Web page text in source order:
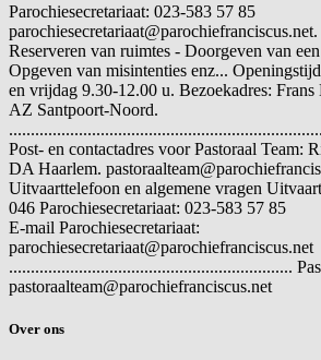
Parochiesecretariaat: 023-583 57 85
Reserveren van ruimtes - Doorgeven van
Opgeven van misintenties enz...
en vrijdag 9.30-12.00 u. Bezoekadres: Frans
AZ Santpoort-Noord.
Post- en contactadres voor Pastoraal Team:
DA Haarlem.
Uitvaarttelefoon en algemene vragen
046 Parochiesecretariaat: 023-583 57 85
E-mail Parochiesecretariaat:
parochiesecretariaat@parochiefranciscus.net
.................................................................
pastoraalteam@parochiefranciscus.net
Over ons